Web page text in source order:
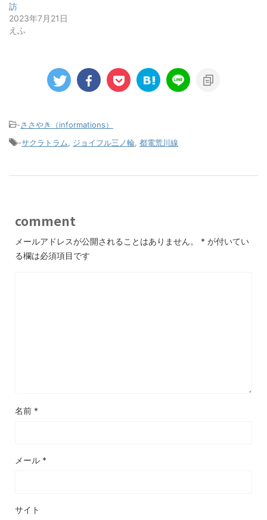
訪
2023年7月21日
えふ
-ささやき（informations）
-サクラトラム ジョイフル三ノ輪 都電荒川線
comment
メールアドレスが公開されることはありません。 * が付いてい
る欄は必須項目です
名前 *
メール *
サイト